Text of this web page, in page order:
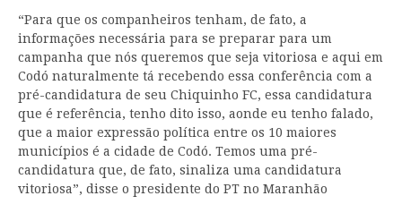
“Para que os companheiros tenham, de fato, a
informações necessária para se preparar para um
campanha que nós queremos que seja vitoriosa e aqui em
Codó naturalmente tá recebendo essa conferência com a
pré-candidatura de seu Chiquinho FC, essa candidatura
que é referência, tenho dito isso, aonde eu tenho falado,
que a maior expressão política entre os 10 maiores
municípios é a cidade de Codó. Temos uma pré-
candidatura que, de fato, sinaliza uma candidatura
vitoriosa”, disse o presidente do PT no Maranhão